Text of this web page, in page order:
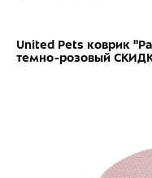
United Pets коврик
темно-розовый